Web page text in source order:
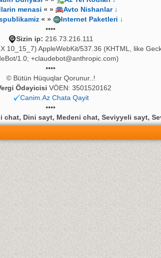
menasi « »
Avto Nishanlar ↓
« »
Internet Paketleri ↓
••••
Sizin ip: 216.73.216.111
10_15_7) AppleWebKit/537.36 (KHTML, like
1.0; +claudebot@anthropic.com)
••••
© Bütün Hüquqlar Qorunur..!
Ödəyicisi VÖEN: 3501520162
Canim.Az Chata Qayit
••••
chat, Dini sayt, Medeni chat, Seviyyeli sayt,